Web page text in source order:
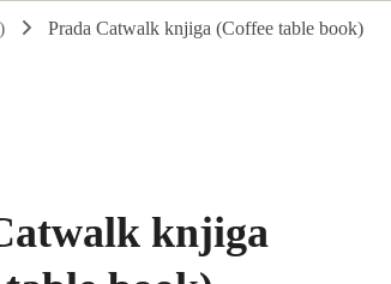
Prada Catwalk knjiga (Coffee table book)
knjiga